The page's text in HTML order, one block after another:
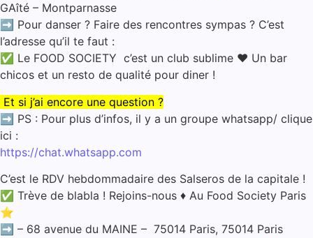
GAîté – Montparnasse
➡️ Pour danser ? Faire des rencontres sympas ? C’est
l’adresse qu’il te faut :
✅ Le FOOD SOCIETY c’est un club sublime ❤️‍ Un bar
chicos et un resto de qualité pour diner !
Et si j’ai encore une question ?
➡️ PS : Pour plus d’infos, il y a un groupe whatsapp/ clique
ici :
https://chat.whatsapp.com
C’est le RDV hebdommadaire des Salseros de la capitale !
✅ Trève de blabla ! Rejoins-nous ♦️ Au Food Society Paris
⭐
➡️ – 68 avenue du MAINE – 75014 Paris, 75014 Paris